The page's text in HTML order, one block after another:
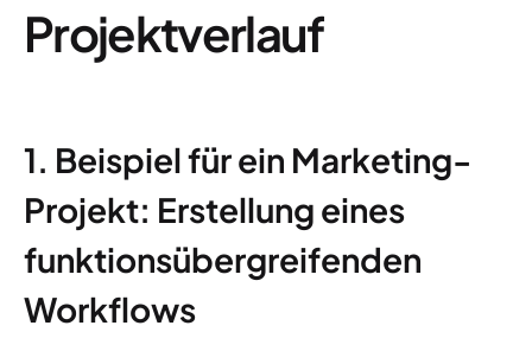
Projektverlauf
1. Beispiel für ein Marketing-
Projekt: Erstellung eines
funktionsübergreifenden
Workflows